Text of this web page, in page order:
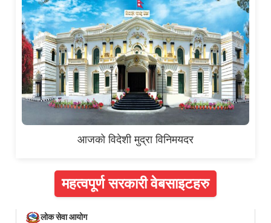
आजको विदेशी मुद्रा विनिमयदर
महत्वपूर्ण सरकारी वेबसाइटहरु
लोक सेवा आयोग